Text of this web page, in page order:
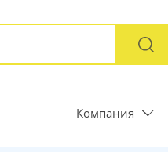
Компания